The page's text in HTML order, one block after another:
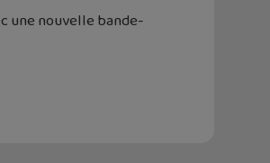
une nouvelle bande-